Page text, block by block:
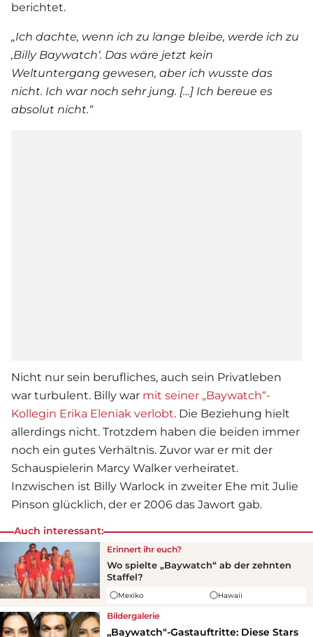
berichtet.
„Ich dachte, wenn ich zu lange bleibe, werde ich zu
‚Billy Baywatch‘. Das wäre jetzt kein
Weltuntergang gewesen, aber ich wusste das
nicht. Ich war noch sehr jung. […] Ich bereue es
absolut nicht.“
Nicht nur sein berufliches, auch sein Privatleben
war turbulent. Billy war mit seiner „Baywatch“-
Kollegin Erika Eleniak verlobt. Die Beziehung hielt
allerdings nicht. Trotzdem haben die beiden immer
noch ein gutes Verhältnis. Zuvor war er mit der
Schauspielerin Marcy Walker verheiratet.
Inzwischen ist Billy Warlock in zweiter Ehe mit Julie
Pinson glücklich, der er 2006 das Jawort gab.
Auch interessant:
Erinnert ihr euch?
Wo spielte „Baywatch“ ab der zehnten
Staffel?
Mexiko Hawaii
Bildergalerie
„Baywatch"-Gastauftritte: Diese Stars